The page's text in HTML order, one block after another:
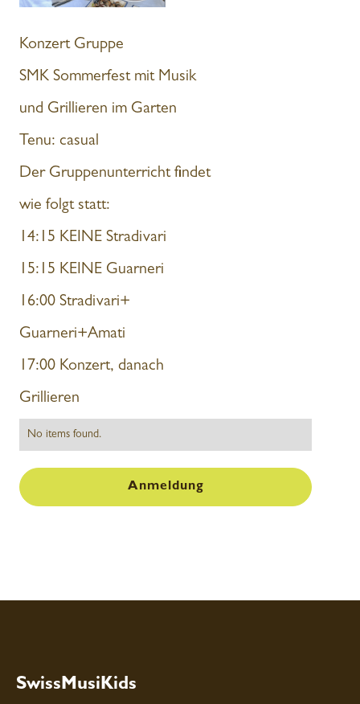
Konzert Gruppe
SMK Sommerfest mit Musik
und Grillieren im Garten
Tenu: casual
Der Gruppenunterricht findet
wie folgt statt:
14:15 KEINE Stradivari
15:15 KEINE Guarneri
16:00 Stradivari+
Guarneri+Amati
17:00 Konzert, danach
Grillieren
No items found.
Anmeldung
SwissMusiKids